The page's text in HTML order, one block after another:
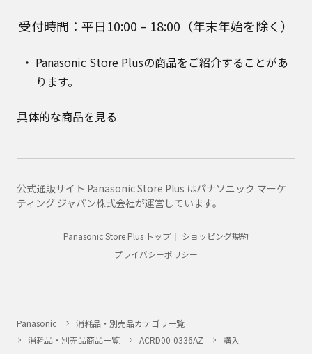
受付時間：平日10:00 – 18:00（年末年始を除く）
Panasonic Store Plusの商品をご紹介することがあ
ります。
具体的な商品を見る
公式通販サイト Panasonic Store Plus はパナソニック マーケ
ティング ジャパン株式会社が運営しています。
Panasonic Store Plus トップ
ショッピング規約
プライバシーポリシー
Panasonic
消耗品・別売品カテゴリ一覧
消耗品・別売品商品一覧
ACRD00-0336AZ 購入